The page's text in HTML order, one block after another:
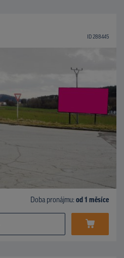
ID 288445
Doba pronájmu: od 1 měsíce